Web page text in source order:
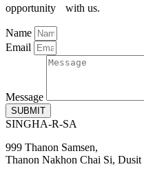
opportunity with us.
Name
Email
Message
SUBMIT
SINGHA-R-SA
999 Thanon Samsen,
Thanon Nakhon Chai Si,